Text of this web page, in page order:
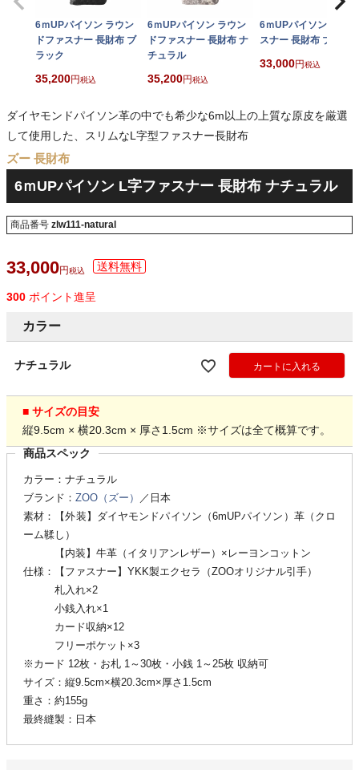
6ｍUPパイソン ラウン
ドファスナー 長財布 ブ
ラック
35,200 税込
6ｍUPパイソン ラウン
ドファスナー 長財布 ナ
チュラル
35,200 税込
6ｍUPパイソン L字フ
スナー 長財布 ブラッ
33,000 税込
ダイヤモンドパイソン革の中でも希少な6m以上の上質な原皮を厳選
して使用した、スリムなL字型ファスナー長財布
ズー 長財布
6ｍUPパイソン L字ファスナー 長財布 ナチュラル
商品番号 zlw111-natural
33,000 税込
300 ポイント進呈
カラー
ナチュラル カートに入れる
■ サイズの目安
縦9.5cm × 横20.3cm × 厚さ1.5cm ※サイズは全て概算です。
商品スペック
カラー：ナチュラル
ブランド： ZOO（ズー）
／日本
素材：【外装】ダイヤモンドパイソン（6mUPパイソン）革（クロ
ーム鞣し）
【内装】牛革（イタリアンレザー）×レーヨンコットン
仕様：【ファスナー】YKK製エクセラ（ZOOオリジナル引手）
札入れ×2
小銭入れ×1
カード収納×12
フリーポケット×3
※カード 12枚・お札 1～30枚・小銭 1～25枚 収納可
サイズ：縦9.5cm×横20.3cm×厚さ1.5cm
重さ：約155g
最終縫製：日本